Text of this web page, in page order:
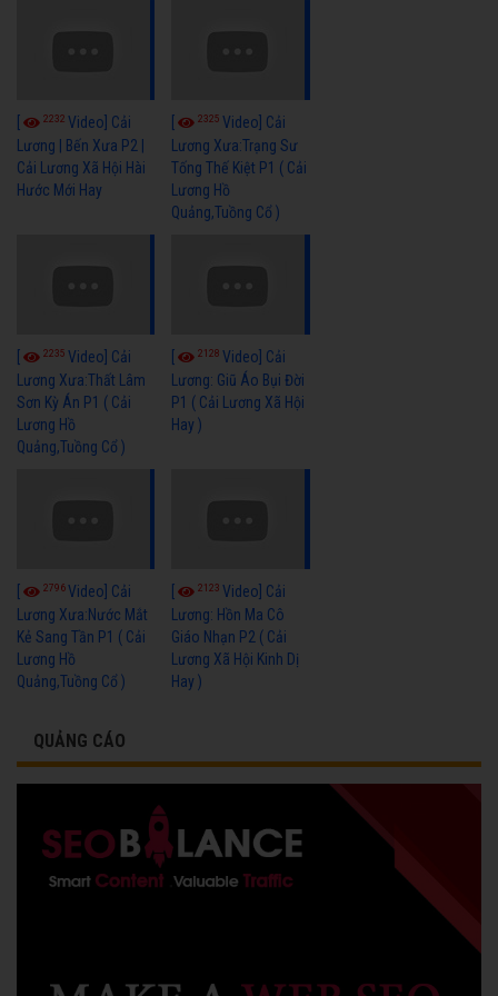
2232 Video] Cải
Lương | Bến Xưa P2 |
Cải Lương Xã Hội Hài
Hước Mới Hay
2325Video] Cải
Lương Xưa:Trạng Sư
Tống Thế Kiệt P1 ( Cải
Lương Hồ
Quảng,Tuồng Cổ )
2235 Video] Cải
Lương Xưa:Thất Lâm
Sơn Kỳ Án P1 ( Cải
Lương Hồ
Quảng,Tuồng Cổ )
2128Video] Cải
Lương: Giũ Áo Bụi Đời
P1 ( Cải Lương Xã Hội
Hay )
2796Video] Cải
Lương Xưa:Nước Mắt
Kẻ Sang Tần P1 ( Cải
Lương Hồ
Quảng,Tuồng Cổ )
2123Video] Cải
Lương: Hồn Ma Cô
Giáo Nhạn P2 ( Cải
Lương Xã Hội Kinh Dị
Hay )
QUẢNG CÁO